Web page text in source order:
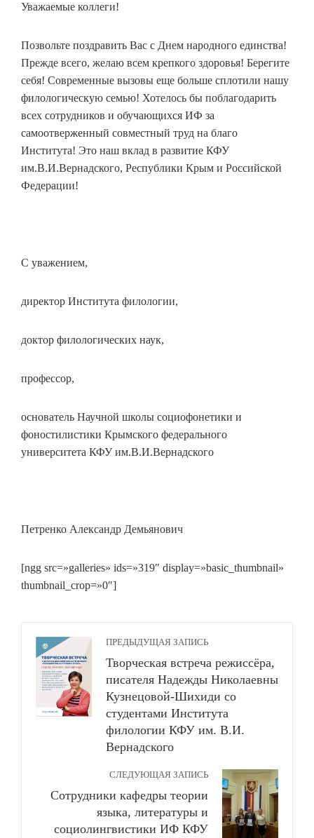
Уважаемые коллеги!
Позвольте поздравить Вас с Днем народного единства!
Прежде всего, желаю всем крепкого здоровья! Берегите
себя! Современные вызовы еще больше сплотили нашу
филологическую семью! Хотелось бы поблагодарить
всех сотрудников и обучающихся ИФ за
самоотверженный совместный труд на благо
Института! Это наш вклад в развитие КФУ
им.В.И.Вернадского, Республики Крым и Российской
Федерации!
С уважением,
директор Института филологии,
доктор филологических наук,
профессор,
основатель Научной школы социофонетики и
фоностилистики Крымского федерального
университета КФУ им.В.И.Вернадского
Петренко Александр Демьянович
[ngg src=»galleries» ids=»319″ display=»basic_thumbnail»
thumbnail_crop=»0″]
ПРЕДЫДУЩАЯ ЗАПИСЬ
Творческая встреча режиссёра,
писателя Надежды Николаевны
Кузнецовой-Шихиди со
студентами Института
филологии КФУ им. В.И.
Вернадского
СЛЕДУЮЩАЯ ЗАПИСЬ
Сотрудники кафедры теории
языка, литературы и
социолингвистики ИФ КФУ